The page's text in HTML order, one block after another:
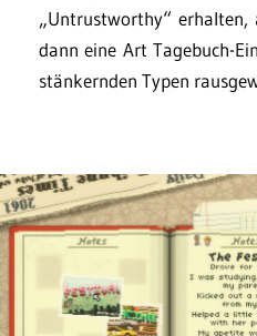
„Untrustworthy“ erhalten,
dann eine Art Tagebuch-
stänkernden Typen